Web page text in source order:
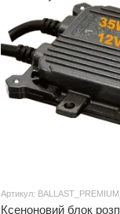
Артикул: